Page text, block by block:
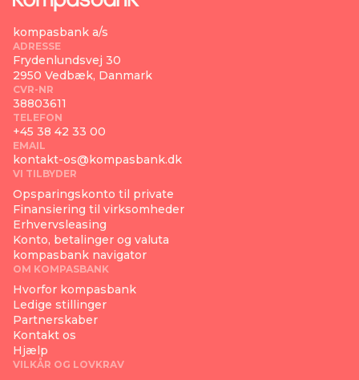
kompasbank a/s
ADRESSE
Frydenlundsvej 30
2950 Vedbæk, Danmark
CVR-NR
38803611
TELEFON
+45 38 42 33 00
EMAIL
kontakt-os@kompasbank.dk
VI TILBYDER
Opsparingskonto til private
Finansiering til virksomheder
Erhvervsleasing
Konto, betalinger og valuta
kompasbank navigator
OM KOMPASBANK
Hvorfor kompasbank
Ledige stillinger
Partnerskaber
Kontakt os
Hjælp
VILKÅR OG LOVKRAV